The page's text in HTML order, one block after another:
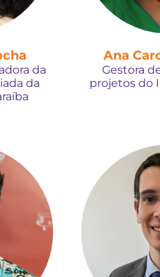
da
da
Ana
Gestora
projetos do